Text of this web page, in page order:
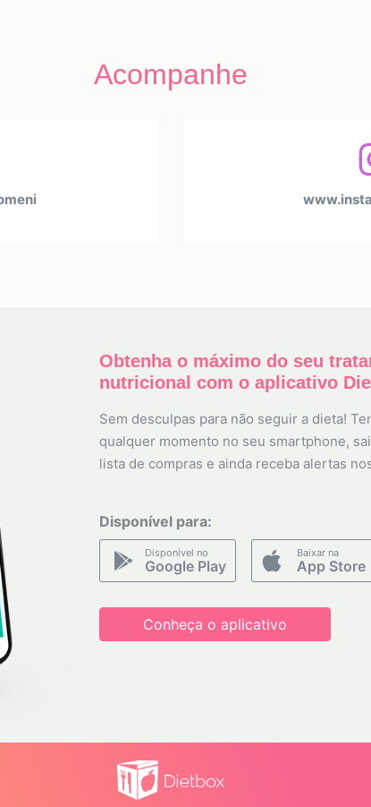
Acompanhe
Obtenha o máximo do seu
nutricional com o aplicativo
Sem desculpas para não seguir a dieta!
qualquer momento no seu smartphone,
lista de compras e ainda receba alertas
Disponível para:
Disponível no
Google Play
Baixar na
App Store
Conheça o aplicativo